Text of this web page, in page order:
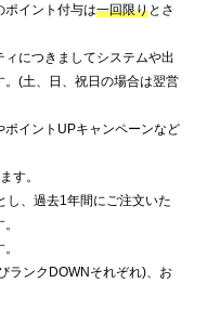
ポイント付与は一回限りとさ
ィにつきましてシステムや出
(土、日、祝日の場合は翌営
ポイントUPキャンペーンなど
す。
し、過去1年間にご注文いた
ランクDOWNそれぞれ)、お